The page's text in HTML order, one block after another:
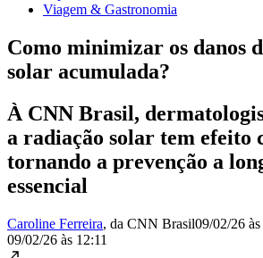
Viagem & Gastronomia
Como minimizar os danos
solar acumulada?
À CNN Brasil,
a radiação solar tem efeito
tornando a prevenção a
essencial
Caroline Ferreira, da CNN Brasil09/02/26 às
09/02/26 às 12:11